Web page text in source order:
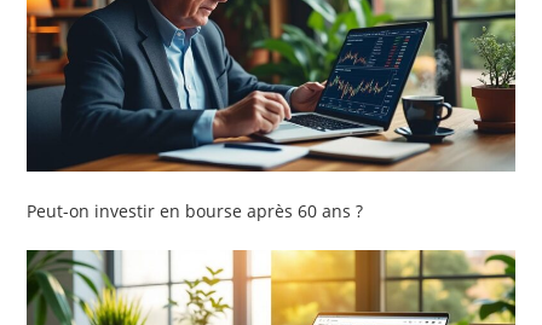
Peut-on investir en bourse après 60 ans ?